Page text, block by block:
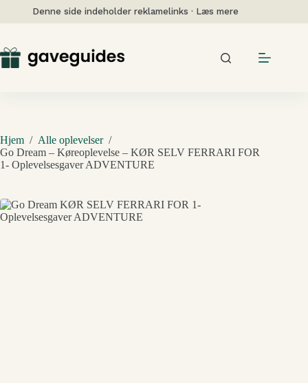
Denne side indeholder reklamelinks · Læs mere
Hjem / Alle oplevelser /
Go Dream – Køreoplevelse – KØR SELV FERRARI FOR
1- Oplevelsesgaver ADVENTURE